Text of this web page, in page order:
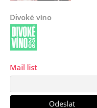
Divoké víno
Mail list